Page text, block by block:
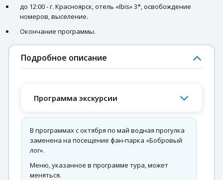
до 12:00 - г. Красноярск, отель «Ibis» 3*, освобождение
номеров, выселение.
Окончание программы.
Подробное описание
Программа экскурсии
В программах с октября по май водная прогулка
заменена на посещение фан-парка «Бобровый
лог».
Меню, указанное в программе тура, может
меняться.